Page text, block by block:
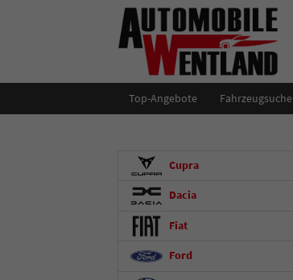
Top-Angebote Fahrzeugsuche
Cupra
Dacia
Fiat
Ford